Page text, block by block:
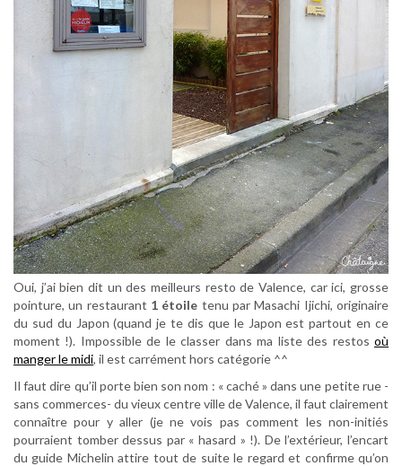
Oui, j’ai bien dit un des meilleurs resto de Valence, car ici, grosse
pointure, un restaurant 1 étoile tenu par Masachi Ijichi, originaire
du sud du Japon (quand je te dis que le Japon est partout en ce
moment !). Impossible de le classer dans ma liste des restos où
manger le midi, il est carrément hors catégorie ^^
Il faut dire qu’il porte bien son nom : « caché » dans une petite rue -
sans commerces- du vieux centre ville de Valence, il faut clairement
connaître pour y aller (je ne vois pas comment les non-initiés
pourraient tomber dessus par « hasard » !). De l’extérieur, l’encart
du guide Michelin attire tout de suite le regard et confirme qu’on